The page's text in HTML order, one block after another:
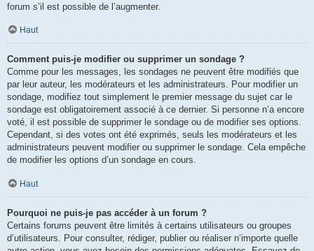
forum s’il est possible de l’augmenter.
Haut
Comment puis-je modifier ou supprimer un sondage ?
Comme pour les messages, les sondages ne peuvent être modifiés que
par leur auteur, les modérateurs et les administrateurs. Pour modifier un
sondage, modifiez tout simplement le premier message du sujet car le
sondage est obligatoirement associé à ce dernier. Si personne n’a encore
voté, il est possible de supprimer le sondage ou de modifier ses options.
Cependant, si des votes ont été exprimés, seuls les modérateurs et les
administrateurs peuvent modifier ou supprimer le sondage. Cela empêche
de modifier les options d’un sondage en cours.
Haut
Pourquoi ne puis-je pas accéder à un forum ?
Certains forums peuvent être limités à certains utilisateurs ou groupes
d’utilisateurs. Pour consulter, rédiger, publier ou réaliser n’importe quelle